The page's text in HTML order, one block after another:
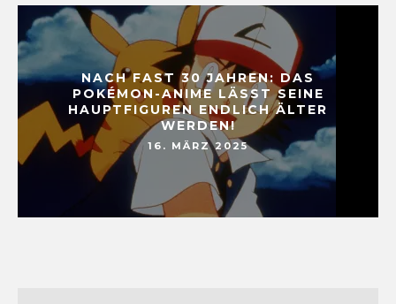
NACH FAST 30 JAHREN: DAS
POKÉMON-ANIME LÄSST SEINE
HAUPTFIGUREN ENDLICH ÄLTER
WERDEN!
16. MÄRZ 2025